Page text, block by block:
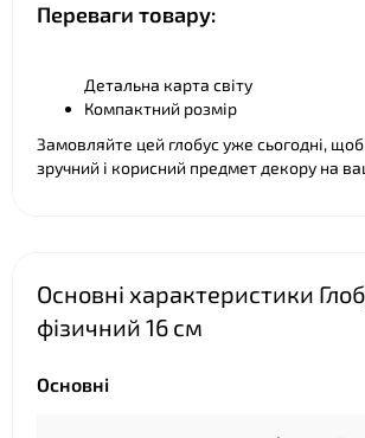
Переваги товару:
Детальна карта світу
Компактний розмір
Замовляйте цей глобус уже сьогодні,
зручний і корисний предмет декору на
Основні характеристики
фізичний 16 см
Основні